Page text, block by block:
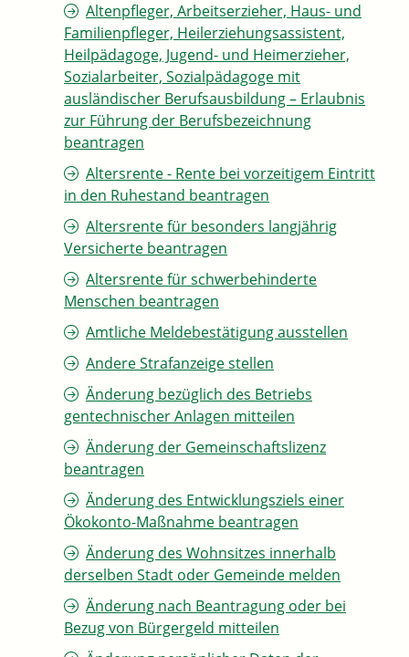
Altenpfleger, Arbeitserzieher, Haus- und
Familienpfleger, Heilerziehungsassistent,
Heilpädagoge, Jugend- und Heimerzieher,
Sozialarbeiter, Sozialpädagoge mit
ausländischer Berufsausbildung – Erlaubnis
zur Führung der Berufsbezeichnung
beantragen
Altersrente - Rente bei vorzeitigem Eintritt
in den Ruhestand beantragen
Altersrente für besonders langjährig
Versicherte beantragen
Altersrente für schwerbehinderte
Menschen beantragen
Amtliche Meldebestätigung ausstellen
Andere Strafanzeige stellen
Änderung bezüglich des Betriebs
gentechnischer Anlagen mitteilen
Änderung der Gemeinschaftslizenz
beantragen
Änderung des Entwicklungsziels einer
Ökokonto-Maßnahme beantragen
Änderung des Wohnsitzes innerhalb
derselben Stadt oder Gemeinde melden
Änderung nach Beantragung oder bei
Bezug von Bürgergeld mitteilen